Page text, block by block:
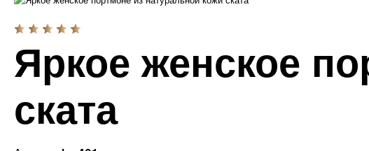
Яркое женское
ската